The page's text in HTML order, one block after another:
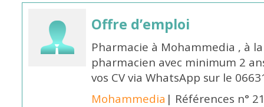
Offre d’emploi
Pharmacie à Mohammedia , à
pharmacien avec minimum 2
vos CV via WhatsApp sur le
Mohammedia | Références n°